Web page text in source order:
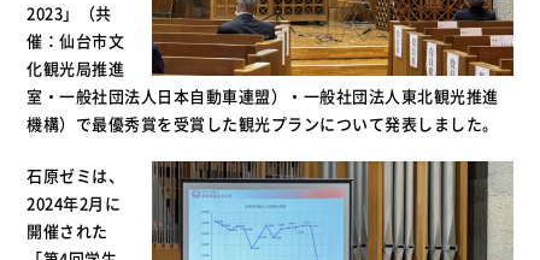
2023」（共
催：仙台市文
化観光局推進
室・一般社団法人日本自動車連盟）・一般社団法人東北観光推進
機構）で最優秀賞を受賞した観光プランについて発表しました。
石原ゼミは、
2024年2月に
開催された